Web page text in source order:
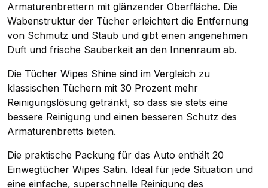
Armaturenbrettern mit glänzender Oberfläche. Die
Wabenstruktur der Tücher erleichtert die Entfernung
von Schmutz und Staub und gibt einen angenehmen
Duft und frische Sauberkeit an den Innenraum ab.
Die Tücher Wipes Shine sind im Vergleich zu
klassischen Tüchern mit 30 Prozent mehr
Reinigungslösung getränkt, so dass sie stets eine
bessere Reinigung und einen besseren Schutz des
Armaturenbretts bieten.
Die praktische Packung für das Auto enthält 20
Einwegtücher Wipes Satin. Ideal für jede Situation und
eine einfache, superschnelle Reinigung des